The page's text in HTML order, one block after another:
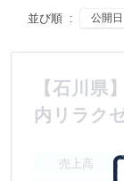
並び順 :
【石川県
内リラク
売上高